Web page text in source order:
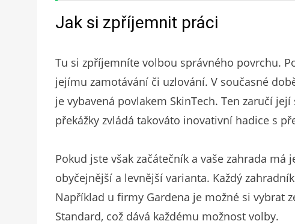
Jak si zpříjemnit práci
Tu si zpříjemníte volbou správného povrchu.
jejímu zamotávání či uzlování. V současné
je vybavená povlakem SkinTech. Ten zaručí
překážky zvládá takováto inovativní hadice s
Pokud jste však začátečník a vaše zahrada
obyčejnější a levnější varianta. Každý
Například u firmy Gardena je možné si vybrat
Standard, což dává každému možnost volby.